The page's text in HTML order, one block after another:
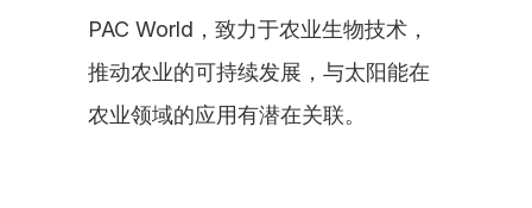
PAC World，致力于农业生物技术，
推动农业的可持续发展，与太阳能在
农业领域的应用有潜在关联。